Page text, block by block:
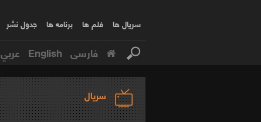
سریال ها فلم ها برنامه ها جدول نشر
فارسی English عربي
سریال